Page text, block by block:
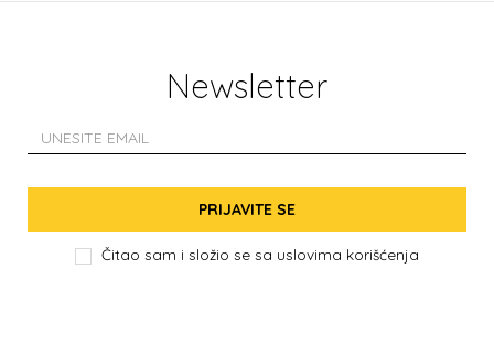
Newsletter
PRIJAVITE SE
Čitao sam i složio se sa uslovima korišćenja